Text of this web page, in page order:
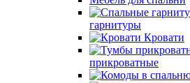
гарнитуры
Кровати
прикроватные